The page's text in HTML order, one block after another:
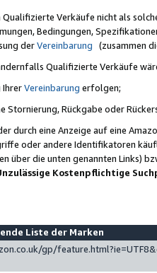
Verkäufe nicht als
Bedingungen,
derVereinbarung (zusammen die
Qualifizierte Verkäufe
IhrerVereinbarung erfolgen;
Stornierung, Rückgabe oder
durch eine Anzeige auf eine
oder andere Identifikatoren
über die unten genannten Links)
Kostenpflichtige
Liste der Marken
gp/